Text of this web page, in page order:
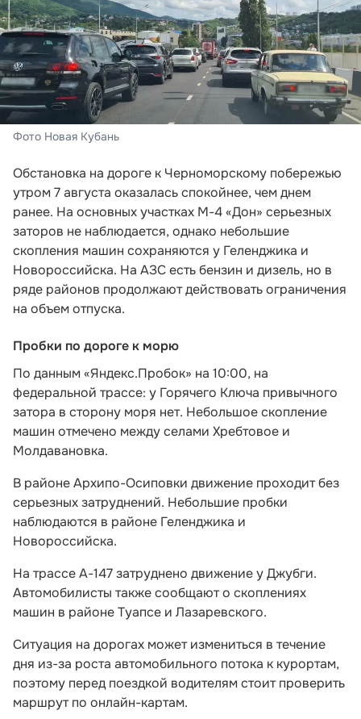
Фото Новая Кубань
Обстановка на дороге к Черноморскому побережью
утром 7 августа оказалась спокойнее, чем днем
ранее. На основных участках М-4 «Дон» серьезных
заторов не наблюдается, однако небольшие
скопления машин сохраняются у Геленджика и
Новороссийска. На АЗС есть бензин и дизель, но в
ряде районов продолжают действовать ограничения
на объем отпуска.
Пробки по дороге к морю
По данным «Яндекс.Пробок» на 10:00, на
федеральной трассе: у Горячего Ключа привычного
затора в сторону моря нет. Небольшое скопление
машин отмечено между селами Хребтовое и
Молдавановка.
В районе Архипо-Осиповки движение проходит без
серьезных затруднений. Небольшие пробки
наблюдаются в районе Геленджика и
Новороссийска.
На трассе А-147 затруднено движение у Джубги.
Автомобилисты также сообщают о скоплениях
машин в районе Туапсе и Лазаревского.
Ситуация на дорогах может измениться в течение
дня из-за роста автомобильного потока к курортам,
поэтому перед поездкой водителям стоит проверить
маршрут по онлайн-картам.